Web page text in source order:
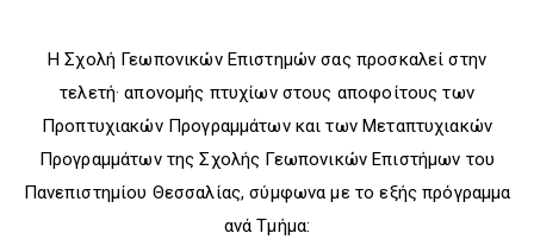
Η Σχολή Γεωπονικών Επιστημών σας προσκαλεί στην
τελετή· απονομής πτυχίων στους αποφοίτους των
Προπτυχιακών Προγραμμάτων και των Μεταπτυχιακών
Προγραμμάτων της Σχολής Γεωπονικών Επιστήμων του
Πανεπιστημίου Θεσσαλίας, σύμφωνα με το εξής πρόγραμμα
ανά Τμήμα: